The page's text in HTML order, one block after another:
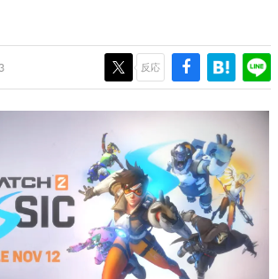
ム世代の作家たち
に多大な影響を受けた作家さんに取材し、ゲームが
本モバイルゲーム産業史
のモバイルゲーム史における主要なトピック・タイト
羅するほか、開発者へのインタビューや識者による
掲載。約20年の歴史が一望できる決定版！
のいたり〜ゲームクリエイターの青春〜
ヌケ』『ペンと箸』等で知られるマンガ家・田中圭
によるゲーム業界レポートマンガです。
反応